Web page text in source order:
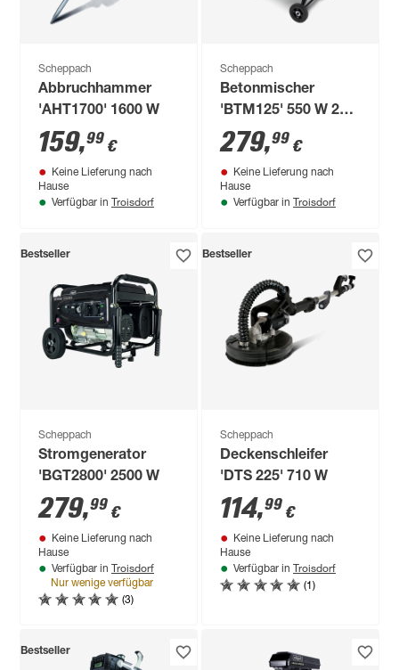
Scheppach
Abbruchhammer
'AHT1700' 1600 W
159,99 €
Keine Lieferung nach
Hause
Verfügbar in Troisdorf
Scheppach
Betonmischer
'BTM125' 550 W 230
V
279,99 €
Keine Lieferung nach
Hause
Verfügbar in Troisdorf
Bestseller
Scheppach
Stromgenerator
'BGT2800' 2500 W
279,99 €
Keine Lieferung nach
Hause
Verfügbar in Troisdorf
Nur wenige verfügbar
(3)
Bestseller
Scheppach
Deckenschleifer
'DTS 225' 710 W
114,99 €
Keine Lieferung nach
Hause
Verfügbar in Troisdorf
(1)
Bestseller